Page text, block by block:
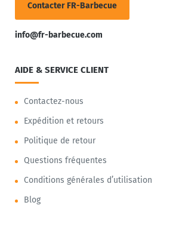
Contacter FR-Barbecue
info@fr-barbecue.com
AIDE & SERVICE CLIENT
Contactez-nous
Expédition et retours
Politique de retour
Questions fréquentes
Conditions générales d’utilisation
Blog